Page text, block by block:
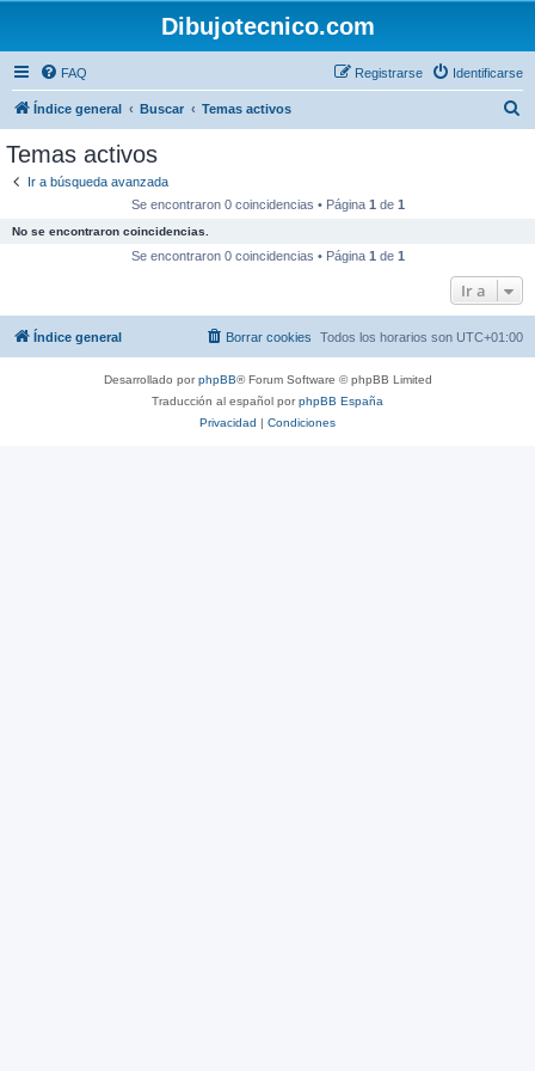
Dibujotecnico.com
FAQ Identificarse
Registrarse
Índice general Buscar Temas activos
Temas activos
Ir a búsqueda avanzada
Se encontraron 0 coincidencias • Página 1 de 1
No se encontraron coincidencias.
Se encontraron 0 coincidencias • Página 1 de 1
Ir a
Índice general Todos los horarios son UTC+01:00
Borrar cookies
Desarrollado porphpBB® Forum Software © phpBB Limited
Traducción al español porphpBB España
Privacidad | Condiciones